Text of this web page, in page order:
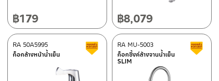
โทร: 02-358-0080 / 080-075-8668 / 091-545-0556
ศูนย์บริการและอะไหล่ เชียงใหม่
118/33 โครงการอรสิริน ม.8 ต.สันปูเลย อ.ดอยสะเก็ด เชียงใหม่
ติดต่อ ชาญไพบูลย์ / Contact Us คลิกที่นี่
฿179 ฿8,079
ก็อกล้างหน้าน้ำเย็น
RA 50A5995 สินค้าลดราคา เคลียร์สต็อก
ก็อกซิ้งค์ล้างจานน้ำเย็น
SLIM
RA MU-5003